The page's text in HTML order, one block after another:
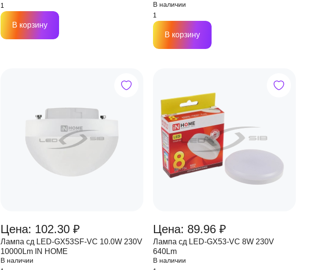
В корзину
В наличии
В корзину
Цена: 102.30 ₽
Лампа сд LED-GX53SF-VC 10.0W 230V
10000Lm IN HOME
В наличии
Цена: 89.96 ₽
Лампа сд LED-GX53-VC 8W 230V
640Lm
В наличии